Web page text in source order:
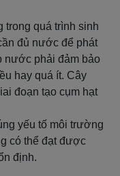
trong quá trình sinh
đủ nước để phát
nước phải đảm bảo
hay quá ít. Cây
đoạn tạo cụm hạt
yếu tố môi trường
có thể đạt được
định.